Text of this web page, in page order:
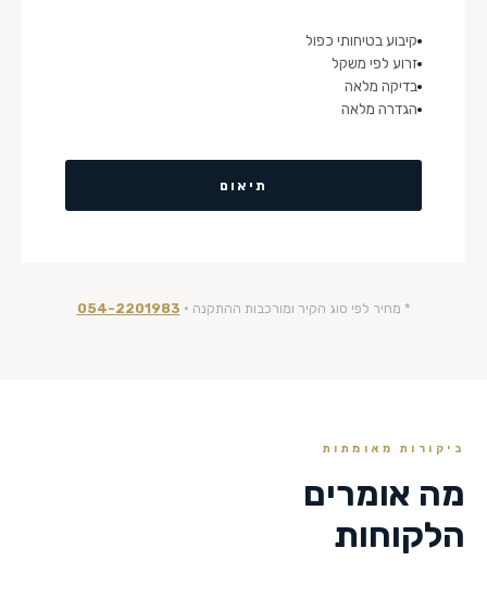
קיבוע בטיחותי כפול
זרוע לפי משקל
בדיקה מלאה
הגדרה מלאה
תיאום
* מחיר לפי סוג הקיר ומורכבות ההתקנה · 054-2201983
ביקורות מאומתות
מה אומרים
הלקוחות